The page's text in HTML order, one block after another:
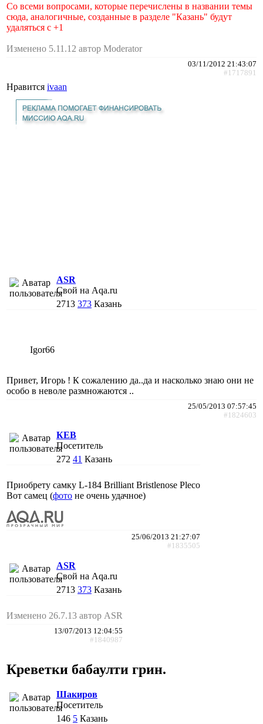
Со всеми вопросами, которые перечислены в названии темы
сюда, аналогичные, созданные в разделе "Казань" будут
удаляться с +1
Изменено 5.11.12 автор Moderator
03/11/2012 21:43:07
#1717891
Нравится ivaan
ASR
Свой на Aqa.ru
2713 373 Казань
Igor66
Привет, Игорь ! К сожалению да..да и насколько знаю они не
особо в неволе размножаются ..
25/05/2013 07:57:45
#1824603
КЕВ
Посетитель
272 41 Казань
Приобрету самку L-184 Brilliant Bristlenose Pleco
Вот самец (фото не очень удачное)
25/06/2013 21:27:07
#1835505
ASR
Свой на Aqa.ru
2713 373 Казань
Изменено 26.7.13 автор ASR
13/07/2013 12:04:55
#1840987
Креветки бабаулти грин.
Шакиров
Посетитель
146 5 Казань